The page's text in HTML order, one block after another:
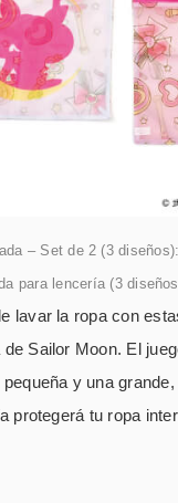
– Set de 2 (3
para lencería (3
lavar la ropa con
Sailor Moon. El
y una
protegerá tu ropa